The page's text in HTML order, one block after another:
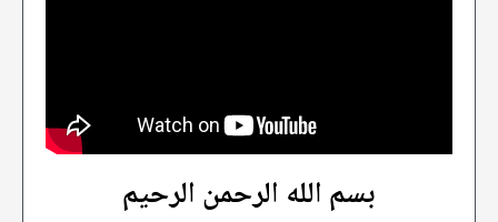
بسم الله الرحمن الرحيم